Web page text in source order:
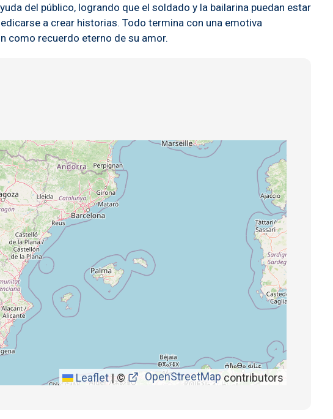
del público, logrando que el soldado y la bailarina puedan estar
a crear historias. Todo termina con una emotiva
como recuerdo eterno de su amor.
Leaflet|© OpenStreetMap contributors